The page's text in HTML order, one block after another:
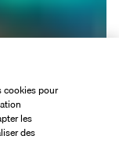
animée et
olympiques
Vous pourrez
au sommet.
cookies pour
les
des